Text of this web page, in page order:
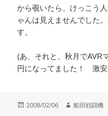
から覗いたら、けっこう
ゃんは見えませんでした
す。
(あ、それと、秋月でAVR
円になってました！ 激安
投
2008/02/06
作
船田戦闘機